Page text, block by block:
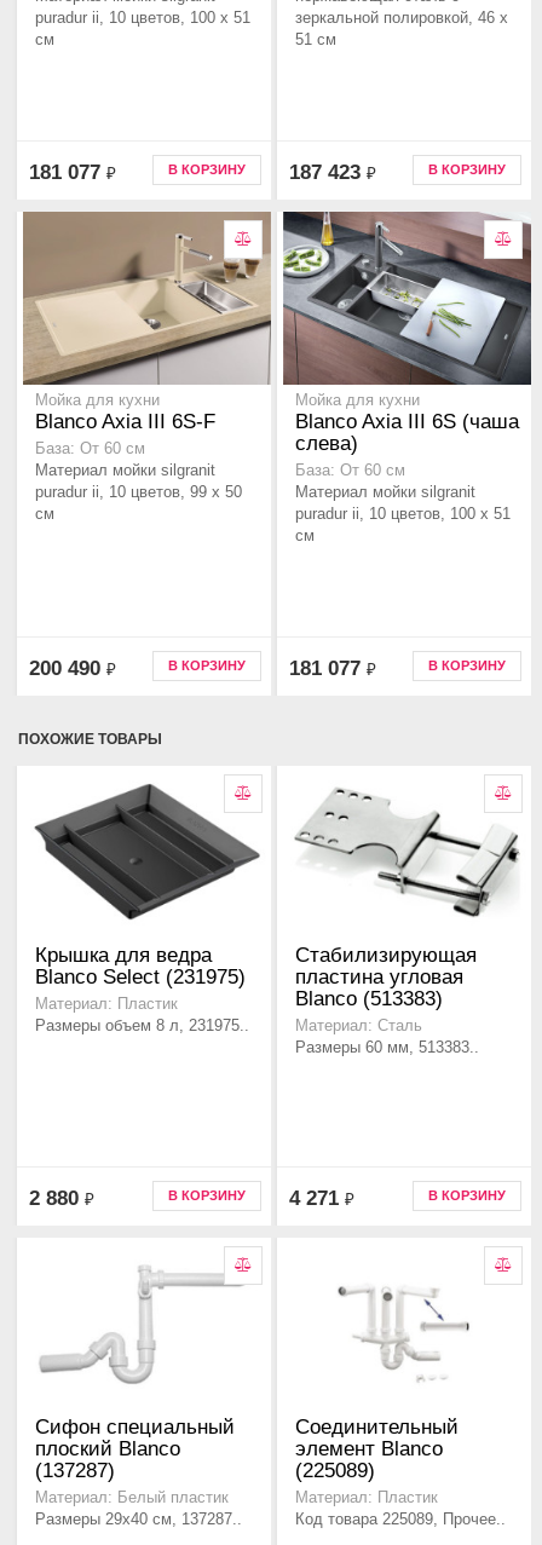
puradur ii, 10 цветов, 100 x 51
см
181 077 ₽ В КОРЗИНУ
зеркальной полировкой, 46 x
51 см
187 423 ₽ В КОРЗИНУ
Мойка для кухни
Blanco Axia III 6S-F
База: От 60 см
Материал мойки silgranit
puradur ii, 10 цветов, 99 x 50
см
200 490 ₽ В КОРЗИНУ
Мойка для кухни
Blanco Axia III 6S (чаша
слева)
База: От 60 см
Материал мойки silgranit
puradur ii, 10 цветов, 100 x 51
см
181 077 ₽ В КОРЗИНУ
ПОХОЖИЕ ТОВАРЫ
Крышка для ведра
Blanco Select (231975)
Материал: Пластик
Размеры объем 8 л, 231975..
2 880 ₽ В КОРЗИНУ
Стабилизирующая
пластина угловая
Blanco (513383)
Материал: Сталь
Размеры 60 мм, 513383..
4 271 ₽ В КОРЗИНУ
Сифон специальный
плоский Blanco
(137287)
Материал: Белый пластик
Размеры 29х40 см, 137287..
Соединительный
элемент Blanco
(225089)
Материал: Пластик
Код товара 225089, Прочее..